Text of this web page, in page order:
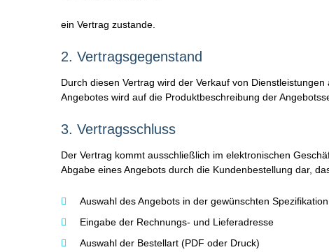
ein Vertrag zustande.
2. Vertragsgegenstand
Durch diesen Vertrag wird der Verkauf von
Angebotes wird auf die Produktbeschreibung der
3. Vertragsschluss
Der Vertrag kommt ausschließlich im elektronischen
Abgabe eines Angebots durch die Kundenbestellung dar,
Auswahl des Angebots in der gewünschten
Eingabe der Rechnungs- und Lieferadresse
Auswahl der Bestellart (PDF oder Druck)